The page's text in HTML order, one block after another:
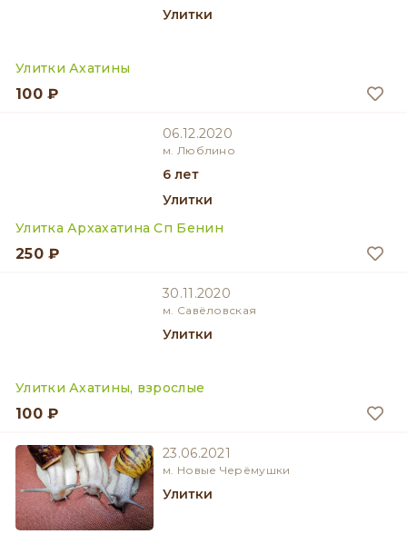
Улитки
Улитки Ахатины
100 ₽
06.12.2020
м. Люблино
6 лет
Улитки
Улитка Архахатина Сп Бенин
250 ₽
30.11.2020
м. Савёловская
Улитки
Улитки Ахатины, взрослые
100 ₽
23.06.2021
м. Новые Черёмушки
Улитки